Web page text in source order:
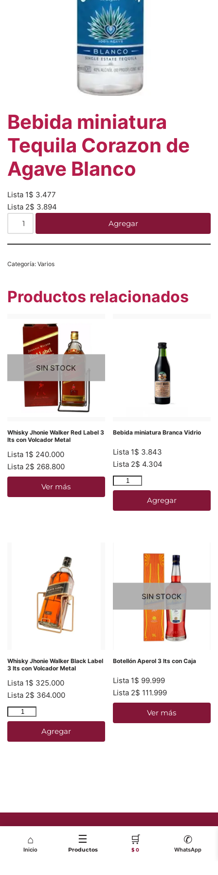
Bebida miniatura
Tequila Corazon de
Agave Blanco
Lista 1$ 3.477
Lista 2$ 3.894
Agregar
Categoría: Varios
Productos relacionados
SIN STOCK
Whisky Jhonie Walker Red Label 3
lts con Volcador Metal
Lista 1$ 240.000
Lista 2$ 268.800
Ver más
Bebida miniatura Branca Vidrio
Lista 1$ 3.843
Lista 2$ 4.304
Agregar
Whisky Jhonie Walker Black Label
3 lts con Volcador Metal
Lista 1$ 325.000
Lista 2$ 364.000
Agregar
SIN STOCK
Botellón Aperol 3 lts con Caja
Lista 1$ 99.999
Lista 2$ 111.999
Ver más
⌂
Inicio
☰
Productos
🛒
$ 0
✆
WhatsApp